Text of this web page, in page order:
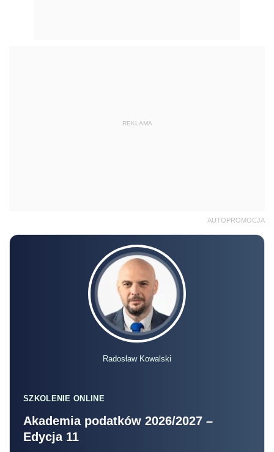
REKLAMA
AUTOPROMOCJA
Radosław Kowalski
SZKOLENIE ONLINE
Akademia podatków 2026/2027 –
Edycja 11